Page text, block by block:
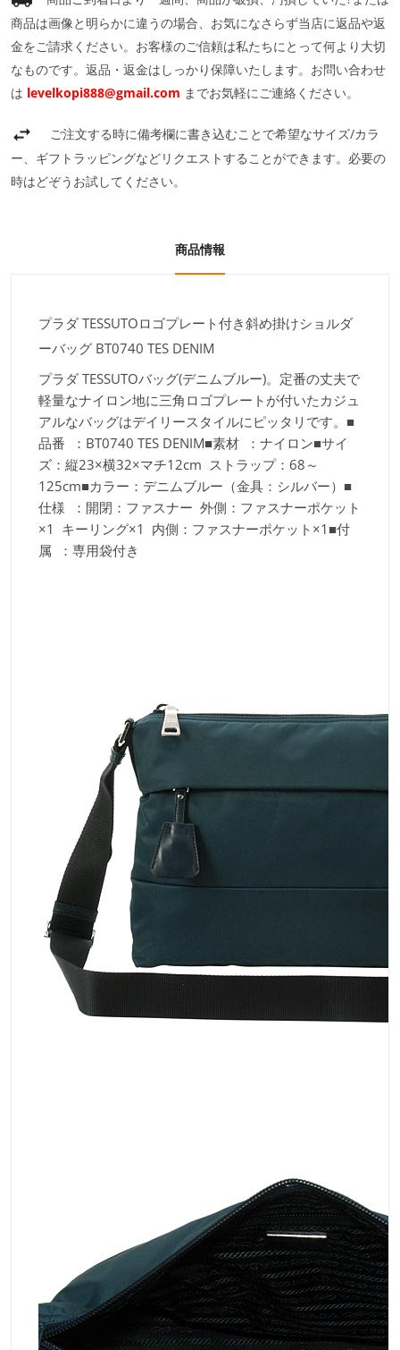
商品は画像と明らかに違うの場合、お気になさらず当店に返品や返
金をご請求ください。お客様のご信頼は私たちにとって何より大切
なものです。返品・返金はしっかり保障いたします。お問い合わせ
は levelkopi888@gmail.com までお気軽にご連絡ください。
ご注文する時に備考欄に書き込むことで希望なサイズ/カラ
ー、ギフトラッピングなどリクエストすることができます。必要の
時はどぞうお試してください。
商品情報
プラダ TESSUTOロゴプレート付き斜め掛けショルダ
ーバッグ BT0740 TES DENIM
プラダ TESSUTOバッグ(デニムブルー)。定番の丈夫で
軽量なナイロン地に三角ロゴプレートが付いたカジュ
アルなバッグはデイリースタイルにピッタリです。■
品番 ：BT0740 TES DENIM■素材 ：ナイロン■サイ
ズ：縦23×横32×マチ12cm ストラップ：68～
125cm■カラー：デニムブルー（金具：シルバー）■
仕様 ：開閉：ファスナー 外側：ファスナーポケット
×1 キーリング×1 内側：ファスナーポケット×1■付
属 ：専用袋付き